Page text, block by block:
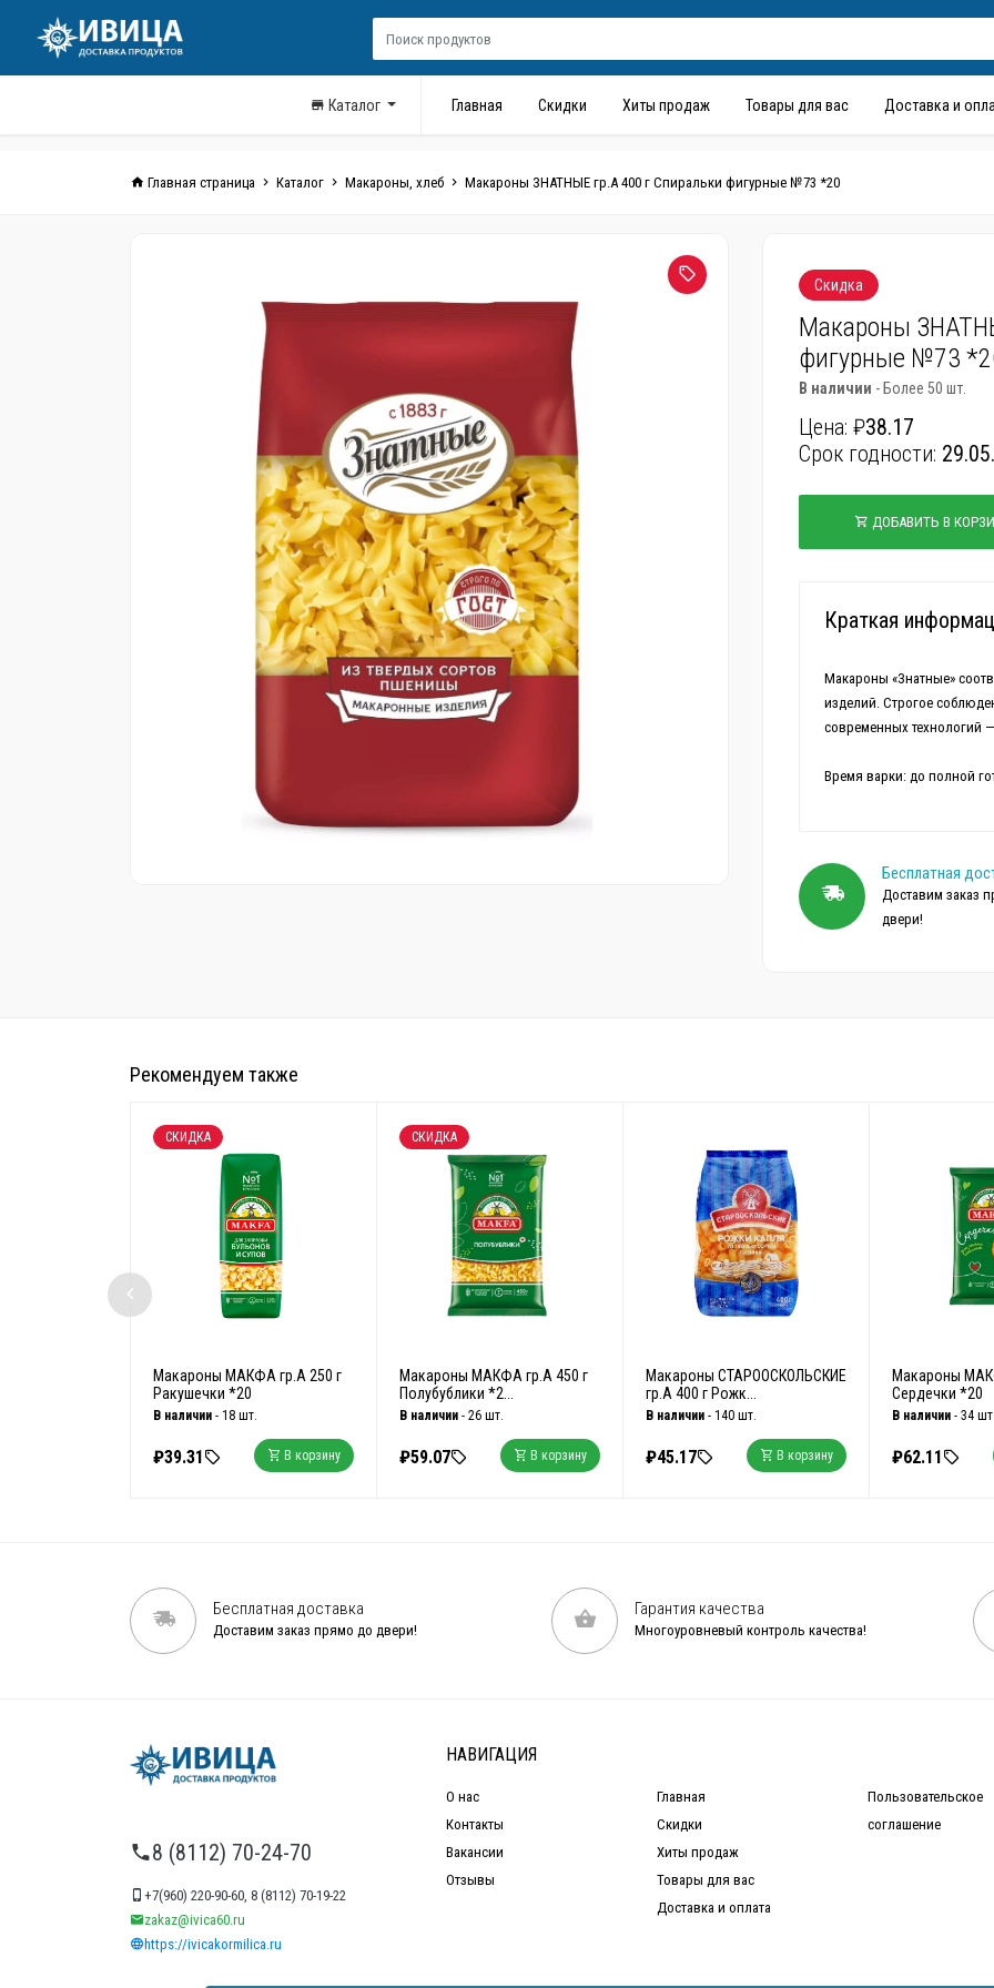
Каталог Главная Скидки Хиты продаж Товары для вас Доставка и
Главная страница Каталог Макароны, хлеб Макароны ЗНАТНЫЕ гр.А 400 г Спиральки фигурные №73 *20
Скидка
Макароны
фигурные №73
В наличии - Более 50 шт.
Цена: ₽38.17
Срок годности:
ДОБАВИТЬ В
Краткая
Макароны «Знатные»
изделий. Строгое
современных технологий —
Бесплатная
Доставим заказ
двери!
Рекомендуем также
СКИДКА
Макароны МАКФА гр.А 250 г
Ракушечки *20
В наличии - 18 шт.
В корзину
₽39.31
СКИДКА
Макароны МАКФА гр.А 450 г
Полубублики *2...
В наличии - 26 шт.
В корзину
₽59.07
Макароны СТАРООСКОЛЬСКИЕ
гр.А 400 г Рожк...
В наличии - 140 шт.
В корзину
₽45.17
Макароны
Сердечки *20
В наличии - 34 шт.
₽62.11
Бесплатная доставка
Доставим заказ прямо до двери!
Гарантия качества
Многоуровневый контроль качества!
8 (8112) 70-24-70
+7(960) 220-90-60, 8 (8112) 70-19-22
zakaz@ivica60.ru
https://ivicakormilica.ru
НАВИГАЦИЯ
О нас Главная
Пользовательское
соглашение
Контакты
Скидки
Вакансии
Хиты продаж
Отзывы
Товары для вас
Доставка и оплата